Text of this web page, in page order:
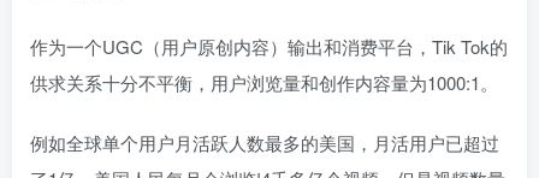
作为一个UGC（用户原创内容）输出和消费平台，Tik Tok的
供求关系十分不平衡，用户浏览量和创作内容量为1000:1。
例如全球单个用户月活跃人数最多的美国，月活用户已超过